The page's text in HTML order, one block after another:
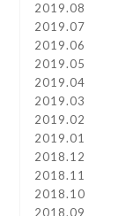
2019.08
2019.07
2019.06
2019.05
2019.04
2019.03
2019.02
2019.01
2018.12
2018.11
2018.10
2018.09